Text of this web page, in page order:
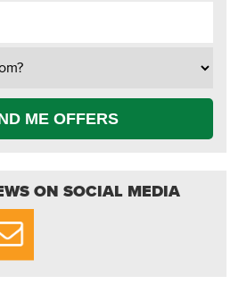
ME OFFERS
ON SOCIAL MEDIA